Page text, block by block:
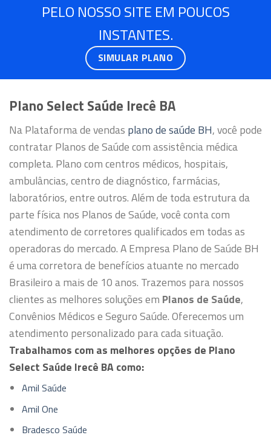
PELO NOSSO SITE EM POUCOS
INSTANTES.
SIMULAR PLANO
Plano Select Saúde Irecê BA
Na Plataforma de vendas plano de saúde BH, você pode
contratar Planos de Saúde com assistência médica
completa. Plano com centros médicos, hospitais,
ambulâncias, centro de diagnóstico, farmácias,
laboratórios, entre outros.Além de toda estrutura da
parte física nos Planos de Saúde, você conta com
atendimento de corretores qualificados em todas as
operadoras do mercado.A Empresa Plano de Saúde BH
é uma corretora de benefícios atuante no mercado
Brasileiro a mais de 10 anos. Trazemos para nossos
clientes as melhores soluções em Planos de Saúde,
Convênios Médicos e Seguro Saúde. Oferecemos um
atendimento personalizado para cada situação.
Trabalhamos com as melhores opções de Plano
Select Saúde Irecê BA como:
Amil Saúde
Amil One
Bradesco Saúde